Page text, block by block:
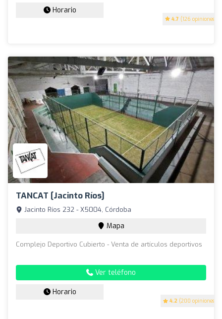
4.7 (126 opiniones)
Horario
TANCAT [Jacinto Ríos]
4.2 (200 opiniones)
Jacinto Ríos 232 - X5004, Córdoba
Mapa
Complejo Deportivo Cubierto - Venta de artículos deportivos
Ver teléfono
Horario